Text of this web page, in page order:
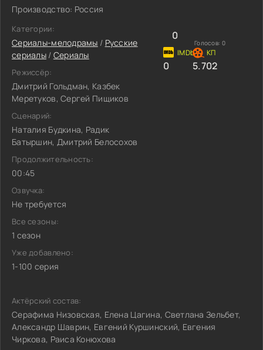
Производство: Россия
Категории:
Сериалы-мелодрамы / Русские
сериалы/ Сериалы
Режиссёр:
Дмитрий Гольдман, Казбек
Меретуков, Сергей Пищиков
Сценарий:
Наталия Будкина, Радик
Батыршин, Дмитрий Белосохов
Продолжительность:
00:45
Озвучка:
Не требуется
Все сезоны:
1 сезон
Уже добавлено:
1-100 серия
0
Голосов: 0
0 5.702
Актёрский состав:
Серафима Низовская, Елена Цагина, Светлана Зельбет,
Александр Шаврин, Евгений Куршинский, Евгения
Чиркова, Раиса Конюхова